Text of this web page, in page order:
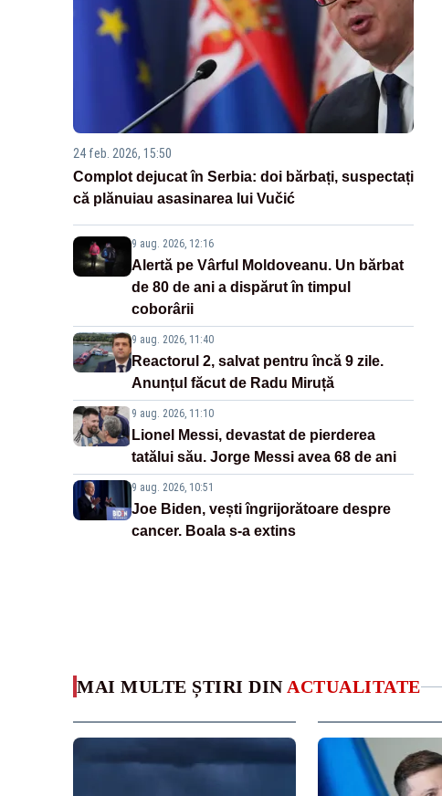
24 feb. 2026, 15:50
Complot dejucat în Serbia: doi bărbați, suspectați
că plănuiau asasinarea lui Vučić
9 aug. 2026, 12:16
Alertă pe Vârful Moldoveanu. Un bărbat
de 80 de ani a dispărut în timpul
coborârii
9 aug. 2026, 11:40
Reactorul 2, salvat pentru încă 9 zile.
Anunțul făcut de Radu Miruță
9 aug. 2026, 11:10
Lionel Messi, devastat de pierderea
tatălui său. Jorge Messi avea 68 de ani
9 aug. 2026, 10:51
Joe Biden, vești îngrijorătoare despre
cancer. Boala s-a extins
MAI MULTE ȘTIRI DIN ACTUALITATE